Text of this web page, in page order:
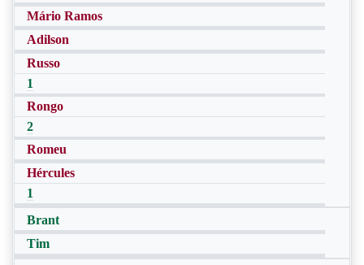
Mário Ramos
Adilson
Russo
1
Rongo
2
Romeu
Hércules
1
Brant
Tim